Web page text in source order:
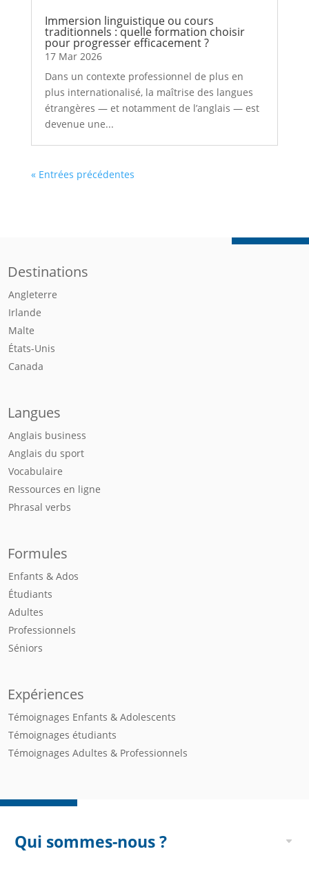
Immersion linguistique ou cours
traditionnels : quelle formation choisir
pour progresser efficacement ?
17 Mar 2026
Dans un contexte professionnel de plus en
plus internationalisé, la maîtrise des langues
étrangères — et notamment de l’anglais — est
devenue une...
« Entrées précédentes
Destinations
Angleterre
Irlande
Malte
États-Unis
Canada
Langues
Anglais business
Anglais du sport
Vocabulaire
Ressources en ligne
Phrasal verbs
Formules
Enfants & Ados
Étudiants
Adultes
Professionnels
Séniors
Expériences
Témoignages Enfants & Adolescents
Témoignages étudiants
Témoignages Adultes & Professionnels
Qui sommes-nous ?